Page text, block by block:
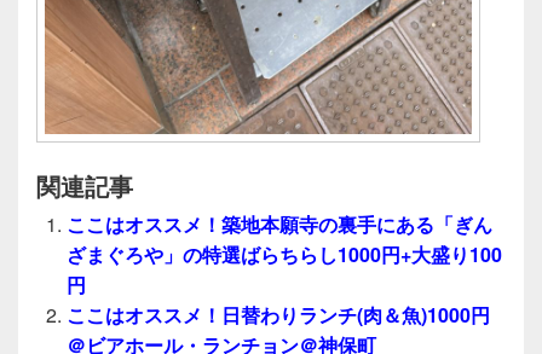
関連記事
ここはオススメ！築地本願寺の裏手にある「ぎん
ざまぐろや」の特選ばらちらし1000円+大盛り100
円
ここはオススメ！日替わりランチ(肉＆魚)1000円
＠ビアホール・ランチョン＠神保町